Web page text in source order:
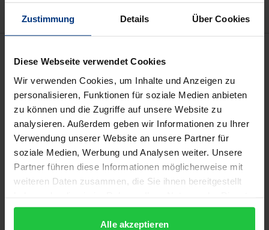
Zustimmung Details Über Cookies
Diese Webseite verwendet Cookies
Wir verwenden Cookies, um Inhalte und Anzeigen zu
personalisieren, Funktionen für soziale Medien anbieten
zu können und die Zugriffe auf unsere Website zu
analysieren. Außerdem geben wir Informationen zu Ihrer
Verwendung unserer Website an unsere Partner für
soziale Medien, Werbung und Analysen weiter. Unsere
Partner führen diese Informationen möglicherweise mit
weiteren Daten zusammen, die Sie ihnen bereitgestellt
gesammelt haben.
Alle akzeptieren
Otto Hintze (1861–1940), der bedeutendste deutsche
Historiker der ersten Hälfte des 20. Jahrhunderts,
widmete sich intensiv dem modernen Staat, seiner
Geschichte und Anatomie, Verfassung, Verwaltung
und geopolitischen Lage. Auf dieser Grundlage und
mit Rückgriff auf Max Webers soziologische
Methode und Erkenntnisse setzte er sich mit den
Staatsrechtslehre, Soziologie und